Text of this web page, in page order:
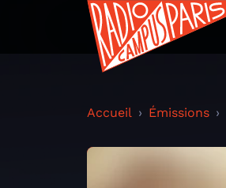
Accueil Émissions